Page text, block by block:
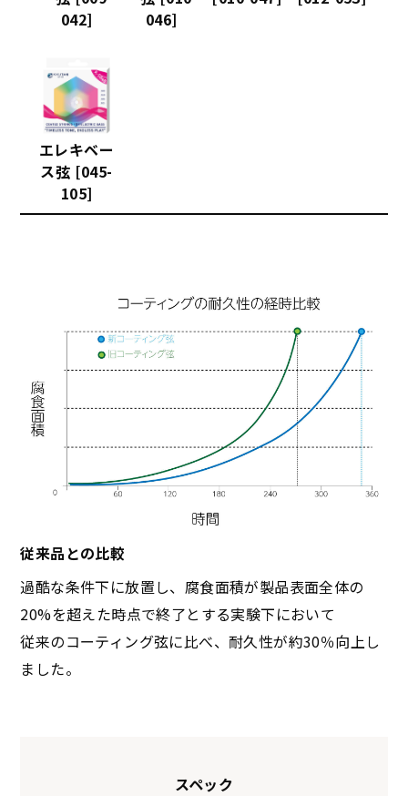
042]
046]
エレキベー
ス弦 [045-
105]
従来品との比較
過酷な条件下に放置し、腐食面積が製品表面全体の
20%を超えた時点で終了とする実験下において
従来のコーティング弦に比べ、耐久性が約30％向上し
ました。
スペック